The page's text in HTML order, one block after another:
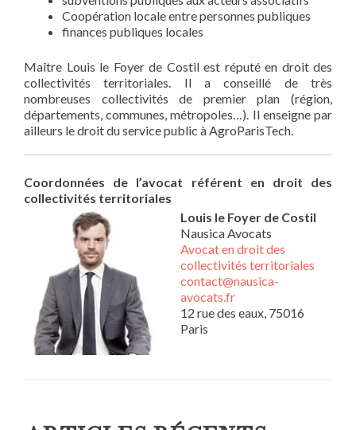
Coopération locale entre personnes publiques
finances publiques locales
Maître Louis le Foyer de Costil est réputé en droit des
collectivités territoriales. Il a conseillé de très
nombreuses collectivités de premier plan (région,
départements, communes, métropoles…). Il enseigne par
ailleurs le droit du service public à AgroParisTech.
Coordonnées de l’avocat référent en droit des
collectivités territoriales
Louis le Foyer de Costil
Nausica Avocats
Avocat en droit des
collectivités territoriales
contact@nausica-
avocats.fr
12 rue des eaux, 75016
Paris